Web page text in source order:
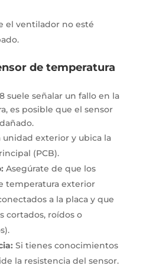
el ventilador no esté
de temperatura
suele señalar un fallo en la
es posible que el sensor
unidad exterior y ubica la
(PCB).
Asegúrate de que los
temperatura exterior
a la placa y que
cortados, roídos o
Si tienes conocimientos
la resistencia del sensor.